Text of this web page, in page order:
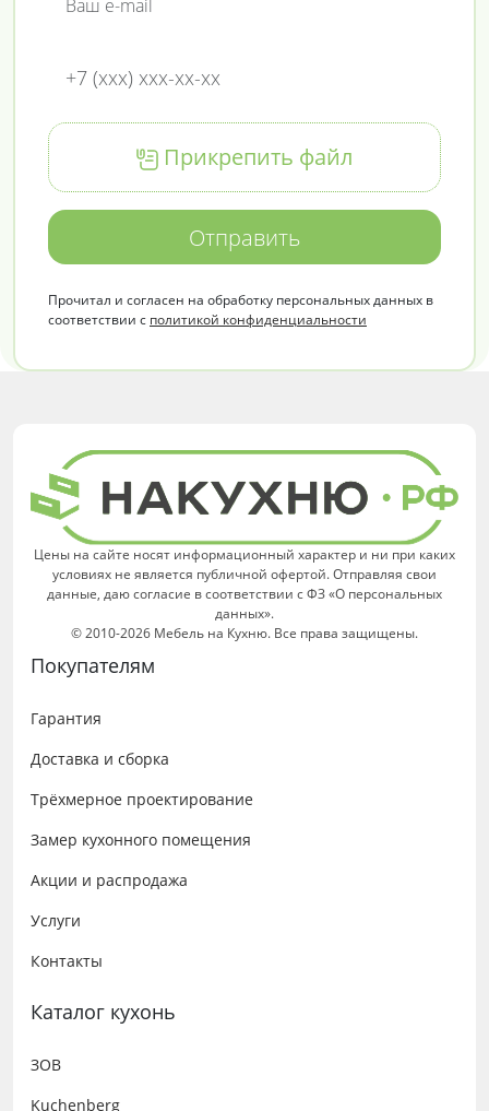
Прикрепить файл
Отправить
Прочитал и согласен на обработку персональных данных в
соответствии с политикой конфиденциальности
Цены на сайте носят информационный характер и ни при каких
условиях не является публичной офертой. Отправляя свои
данные, даю согласие в соответствии с ФЗ «О персональных
данных».
© 2010-2026 Мебель на Кухню. Все права защищены.
Покупателям
Гарантия
Доставка и сборка
Трёхмерное проектирование
Замер кухонного помещения
Акции и распродажа
Услуги
Контакты
Каталог кухонь
ЗОВ
Kuchenberg